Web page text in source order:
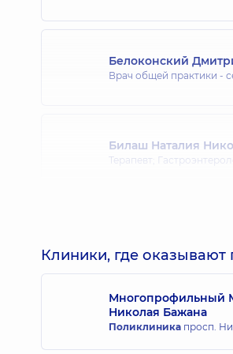
Белоконский
Врач общей практики -
Билаш Наталия
Терапевт;
Бородина Елена
Врач общей практики -
Гастроэнтеролог;
Клиники, где оказывают
Многопрофильный
Николая Бажана
Поликлиника просп.